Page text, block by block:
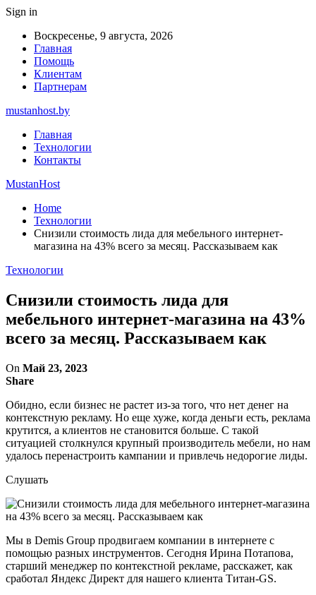
Sign in
Воскресенье, 9 августа, 2026
Главная
Помощь
Клиентам
Партнерам
mustanhost.by
Главная
Технологии
Контакты
MustanHost
Home
Технологии
Снизили стоимость лида для мебельного интернет-
магазина на 43% всего за месяц. Рассказываем как
Технологии
Снизили стоимость лида для
мебельного интернет-магазина на 43%
всего за месяц. Рассказываем как
On Май 23, 2023
Share
Обидно, если бизнес не растет из-за того, что нет денег на
контекстную рекламу. Но еще хуже, когда деньги есть, реклама
крутится, а клиентов не становится больше. С такой
ситуацией столкнулся крупный производитель мебели, но нам
удалось перенастроить кампании и привлечь недорогие лиды.
Слушать
Мы в Demis Group продвигаем компании в интернете с
помощью разных инструментов. Сегодня Ирина Потапова,
старший менеджер по контекстной рекламе, расскажет, как
сработал Яндекс Директ для нашего клиента Титан-GS.